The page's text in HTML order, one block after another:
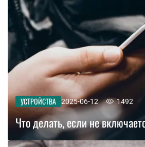
УСТРОЙСТВА 2025-06-12 1492
Что делать, если не